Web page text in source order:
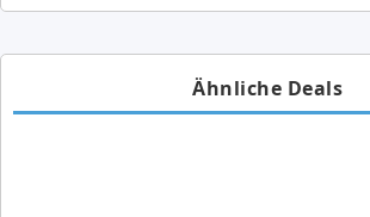
Ähnliche Deals